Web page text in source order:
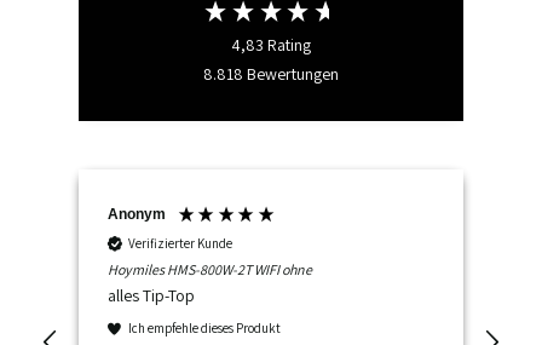
4,83 Rating
8.818 Bewertungen
Anonym
Verifizierter Kunde
Hoymiles HMS-800W-2T WIFI ohne
alles Tip-Top
Ich empfehle dieses Produkt